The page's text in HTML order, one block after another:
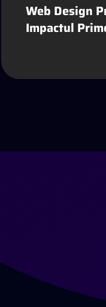
Web Design
Impactul